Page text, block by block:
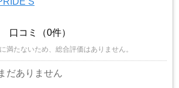
口コミ（0件）
満たないため、総合評価はありません。
だありません